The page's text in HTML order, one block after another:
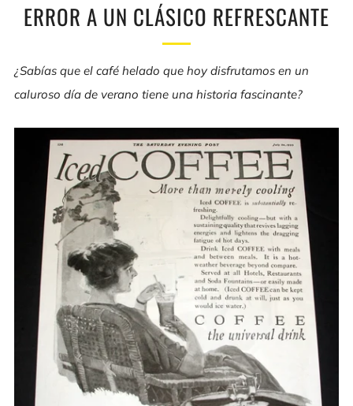
ERROR A UN CLÁSICO REFRESCANTE
¿Sabías que el café helado que hoy disfrutamos en un
caluroso día de verano tiene una historia fascinante?